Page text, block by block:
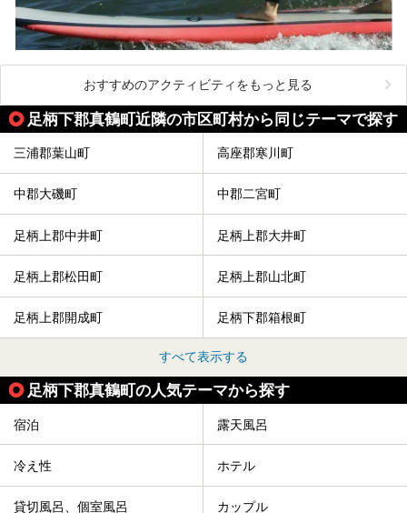
おすすめのアクティビティをもっと見る
足柄下郡真鶴町近隣の市区町村から同じテーマで探す
三浦郡葉山町 高座郡寒川町
中郡大磯町 中郡二宮町
足柄上郡中井町 足柄上郡大井町
足柄上郡松田町 足柄上郡山北町
足柄上郡開成町 足柄下郡箱根町
すべて表示する
足柄下郡真鶴町の人気テーマから探す
宿泊 露天風呂
冷え性 ホテル
貸切風呂、個室風呂 カップル